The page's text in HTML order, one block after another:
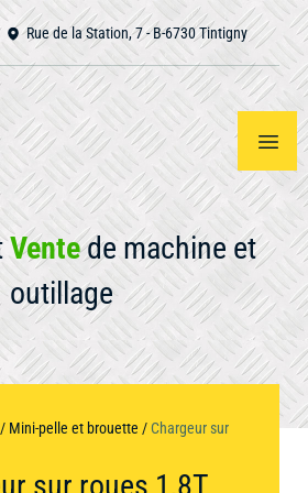
Rue de la Station, 7 - B-6730 Tintigny
Ventede machine et
outillage
Notre
matériel
Voir
/ Mini-pelle et brouette /Chargeur sur
sur roues 1,8T